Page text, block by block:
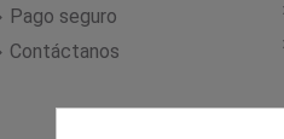
Pago seguro
Contáctanos